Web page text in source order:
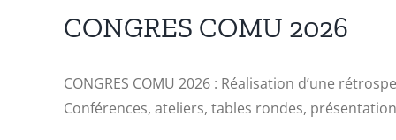
CONGRES COMU 2026
CONGRES COMU 2026 : Réalisation d’une
Conférences, ateliers, tables rondes,